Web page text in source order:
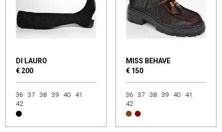
DI LAURO
€ 200
36 37 38 39 40
41
42
MISS BEHAVE
€ 150
36 37 38 39 40
41
42